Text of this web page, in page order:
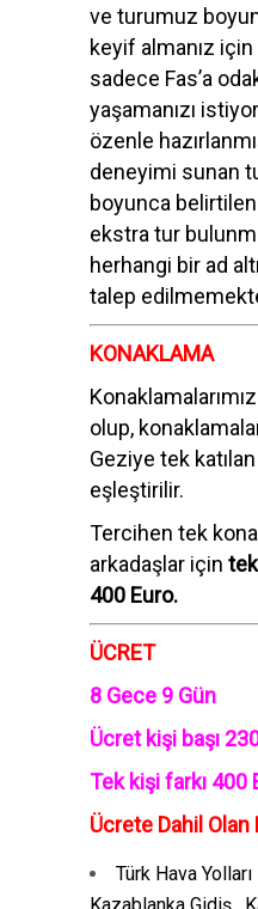
ve turumuz
keyif almanız
sadece Fas’a
yaşamanızı
özenle
deneyimi sunan
boyunca belirtilen
ekstra tur
herhangi bir ad
talep
KONAKLAMA
olup,
Geziye tek
eşleştirilir.
Tercihen tek
arkadaşlar için
400 Euro.
ÜCRET
8 Gece 9 Gün
Ücret kişi başı
Tek kişi farkı 400
Ücrete Dahil
Türk Hava